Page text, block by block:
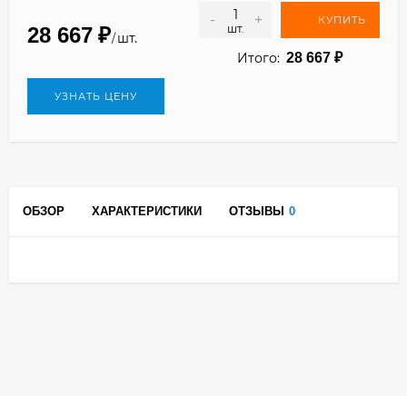
28 667 ₽/ шт.
-
шт.
+ КУПИТЬ
Итого: 28 667 ₽
УЗНАТЬ ЦЕНУ
ОБЗОР ХАРАКТЕРИСТИКИ ОТЗЫВЫ 0